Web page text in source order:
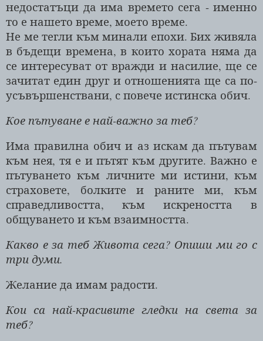
недостатъци да има времето сега - именно
то е нашето време, моето време.
Не ме тегли към минали епохи. Бих живяла
в бъдещи времена, в които хората няма да
се интересуват от вражди и насилие, ще се
зачитат един друг и отношенията ще са по-
усъвършенствани, с повече истинска обич.
Кое пътуване е най-важно за теб?
Има правилна обич и аз искам да пътувам
към нея, тя е и пътят към другите. Важно е
пътуването към личните ми истини, към
страховете, болките и раните ми, към
справедливостта, към искреността в
общуването и към взаимността.
Какво е за теб Живота сега? Опиши ми го с
три думи.
Желание да имам радости.
Кои са най-красивите гледки на света за
теб?